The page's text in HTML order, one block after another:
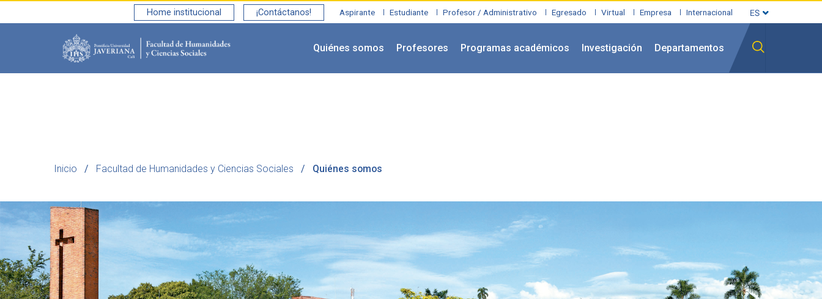
Aspirante Estudiante Profesor / Administrativo Egresado Virtual Empresa Internacional
Home institucional ¡Contáctanos!
Quiénes somos Profesores Programas académicos Investigación Departamentos
Inicio Facultad de Humanidades y Ciencias Sociales Quiénes somos